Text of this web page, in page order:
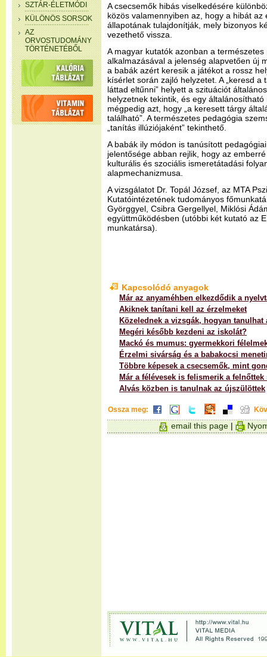
SZTÁR-ÉLETMÓDI
KÜLÖNÖS SORSOK
AZ
ORVOSTUDOMÁNY
TÖRTÉNETÉBŐL
A csecsemők hibás viselkedésére
közös valamennyiben az, hogy a hibát az
állapotának tulajdonítják, mely bizonyos
vezethető vissza.
A magyar kutatók azonban a
alkalmazásával a jelenség alapvetően új
a babák azért keresik a játékot a rossz
kísérlet során zajló helyzetet. A „keresd a
láttad eltűnni” helyett a szituációt
helyzetnek tekintik, és egy
mégpedig azt, hogy „a keresett tárgy
található”. A természetes pedagógia
„tanítás illúziójaként” tekinthető.
A babák ily módon is tanúsított
jelentősége abban rejlik, hogy az
kulturális és szociális ismeretátadási
alapmechanizmusa.
A vizsgálatot Dr. Topál József, az MTA
Kutatóintézetének tudományos
Györggyel, Csibra Gergellyel, Miklósi
együttműködésben (utóbbi két kutató az
munkatársa).
Kapcsolódó anyagok
Már az anyaméhben elkezdődik a
Akiknek tanítani kell az érzelmeket
Közelednek a vizsgák, hogyan tanulhat
Megéri később kezdeni az iskolát?
Mackó és mumus: gyermekkori
Érzelmi sivárság és a babakocsi
Többre képesek a csecsemők, mint
Már a félévesek is felismerik a felnőttek
Alvás közben is tanulnak az újszülöttek
Ossza meg:
email this page |